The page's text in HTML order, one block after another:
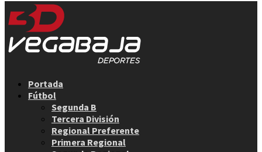
Portada
Fútbol
Segunda B
Tercera División
Regional Preferente
Primera Regional